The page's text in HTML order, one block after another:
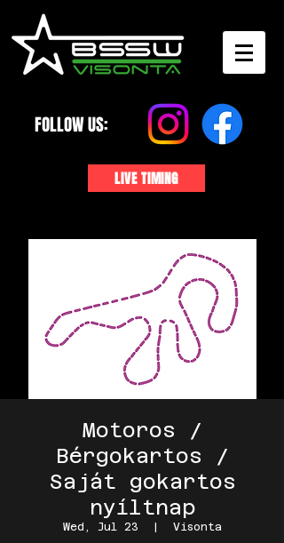
FOLLOW US:
LIVE TIMING
Motoros /
Bérgokartos /
Saját gokartos
nyíltnap
Wed, Jul 23 Visonta